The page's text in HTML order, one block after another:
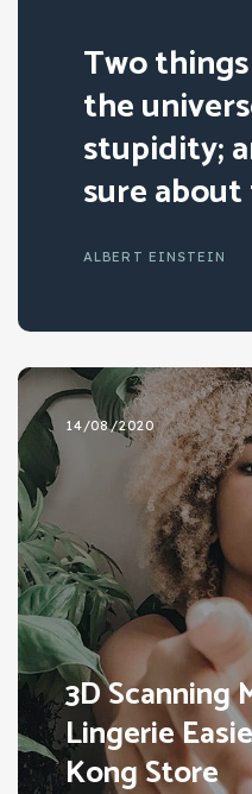
Two
the
stupidity;
sure
ALBERT EINSTEIN
14/08/2020
3D Scanning
Lingerie
Kong Store